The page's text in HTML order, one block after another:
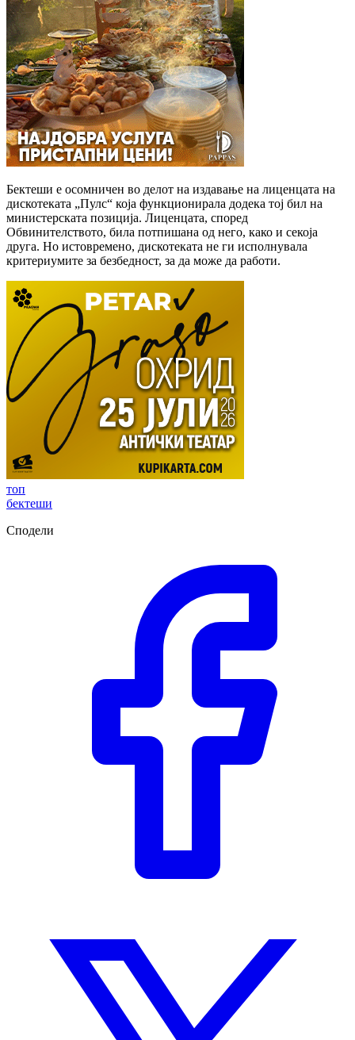
Бектеши е осомничен во делот на издавање на лиценцата на
дискотеката „Пулс“ која функционирала додека тој бил на
министерската позиција. Лиценцата, според
Обвинителството, била потпишана од него, како и секоја
друга. Но истовремено, дискотеката не ги исполнувала
критериумите за безбедност, за да може да работи.
топ
бектеши
Сподели